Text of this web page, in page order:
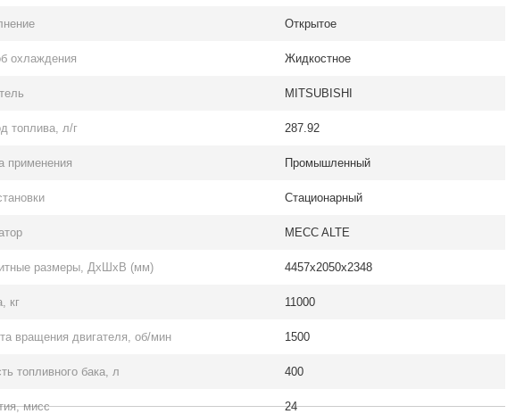
Открытое
охлаждения Жидкостное
MITSUBISHI
топлива, л/г 287.92
применения Промышленный
Стационарный
MECC ALTE
размеры, ДхШхВ (мм) 4457х2050х2348
кг 11000
вращения двигателя, об/мин 1500
топливного бака, л 400
мисс 24